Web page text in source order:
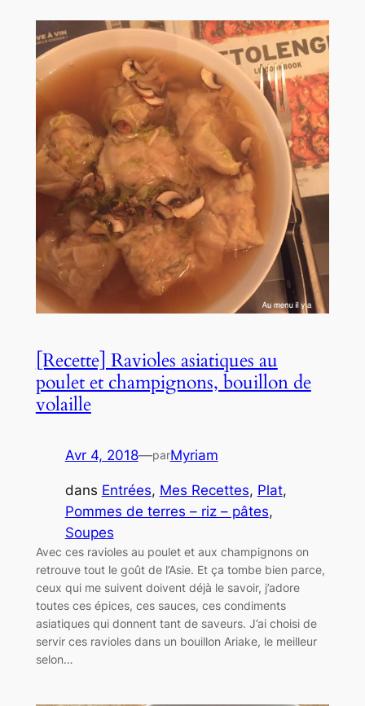
[Recette] Ravioles asiatiques au
poulet et champignons, bouillon de
volaille
Avr 4, 2018—parMyriam
dans Entrées, Mes Recettes, Plat
Pommes de terres – riz – pâtes
Soupes
Avec ces ravioles au poulet et aux champignons on
retrouve tout le goût de l’Asie. Et ça tombe bien parce,
ceux qui me suivent doivent déjà le savoir, j’adore
toutes ces épices, ces sauces, ces condiments
asiatiques qui donnent tant de saveurs. J’ai choisi de
servir ces ravioles dans un bouillon Ariake, le meilleur
selon…